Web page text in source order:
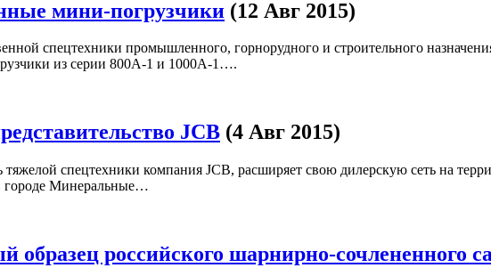
мини-погрузчики (12 Авг 2015)
спецтехники промышленного, горнорудного и строительного
из серии 800А-1 и 1000А-1….
JCB (4 Авг 2015)
спецтехники компания JCB, расширяет свою дилерскую сеть на
городе Минеральные…
российского шарнирно-сочлененного